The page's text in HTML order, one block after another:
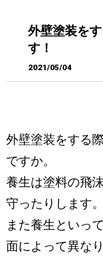
外壁塗装を
す！
2021/05/04
外壁塗装をする
ですか。
養生は塗料の飛
守ったりします。
また養生といっ
面によって異なり